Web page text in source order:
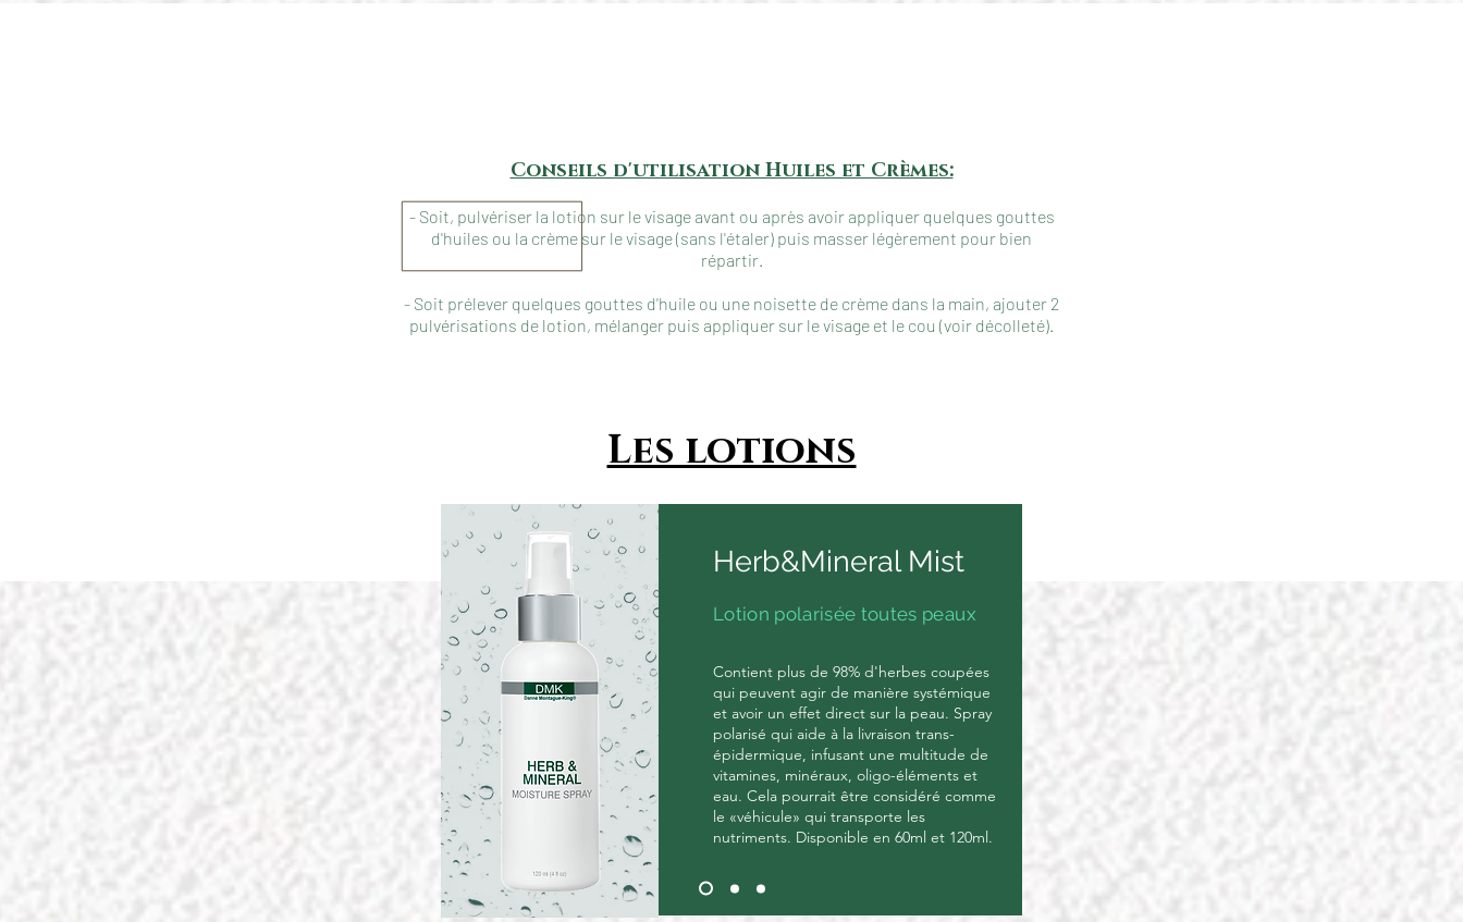
Conseils d'utilisation Huiles et Crèmes:
- Soit, pulvériser la lotion sur le visage avant ou après avoir appliquer quelques gouttes
d'huiles ou la crème sur le visage (sans l'étaler) puis masser légèrement pour bien
répartir.
- Soit prélever quelques gouttes d'huile ou une noisette de crème dans la main, ajouter 2
pulvérisations de lotion, mélanger puis appliquer sur le visage et le cou (voir décolleté).
Les lotions
Herb&Mineral Mist
Lotion polarisée toutes peaux
Contient plus de 98% d'herbes coupées
qui peuvent agir de manière systémique
et avoir un effet direct sur la peau. Spray
polarisé qui aide à la livraison trans-
épidermique, infusant une multitude de
vitamines, minéraux, oligo-éléments et
eau. Cela pourrait être considéré comme
le «véhicule» qui transporte les
nutriments. Disponible en 60ml et 120ml.